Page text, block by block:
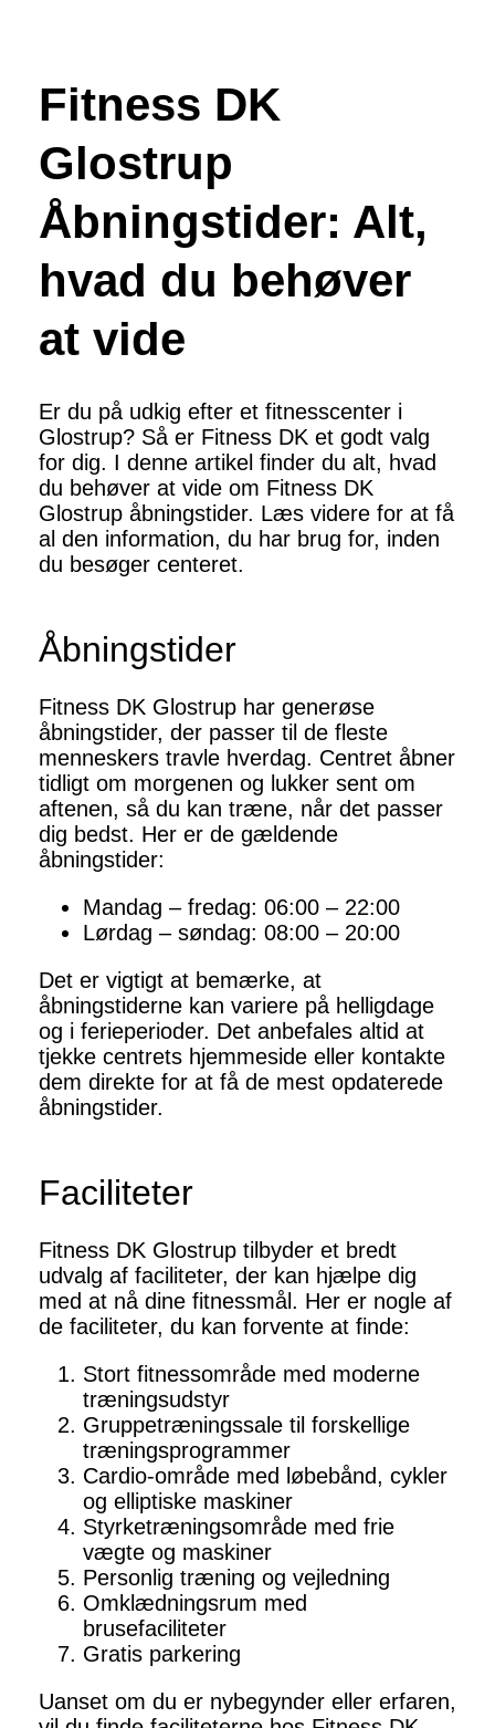
Fitness DK
Glostrup
Åbningstider: Alt,
hvad du behøver
at vide
Er du på udkig efter et fitnesscenter i
Glostrup? Så er Fitness DK et godt valg
for dig. I denne artikel finder du alt, hvad
du behøver at vide om Fitness DK
Glostrup åbningstider. Læs videre for at få
al den information, du har brug for, inden
du besøger centeret.
Åbningstider
Fitness DK Glostrup har generøse
åbningstider, der passer til de fleste
menneskers travle hverdag. Centret åbner
tidligt om morgenen og lukker sent om
aftenen, så du kan træne, når det passer
dig bedst. Her er de gældende
åbningstider:
Mandag – fredag: 06:00 – 22:00
Lørdag – søndag: 08:00 – 20:00
Det er vigtigt at bemærke, at
åbningstiderne kan variere på helligdage
og i ferieperioder. Det anbefales altid at
tjekke centrets hjemmeside eller kontakte
dem direkte for at få de mest opdaterede
åbningstider.
Faciliteter
Fitness DK Glostrup tilbyder et bredt
udvalg af faciliteter, der kan hjælpe dig
med at nå dine fitnessmål. Her er nogle af
de faciliteter, du kan forvente at finde:
Stort fitnessområde med moderne
træningsudstyr
Gruppetræningssale til forskellige
træningsprogrammer
Cardio-område med løbebånd, cykler
og elliptiske maskiner
Styrketræningsområde med frie
vægte og maskiner
Personlig træning og vejledning
Omklædningsrum med
brusefaciliteter
Gratis parkering
Uanset om du er nybegynder eller erfaren,